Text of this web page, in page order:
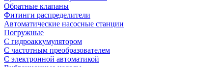
Обратные клапаны
Фитинги распределители
Автоматические насосные станции
Погружные
С гидроаккумулятором
С частотным преобразователем
С электронной автоматикой